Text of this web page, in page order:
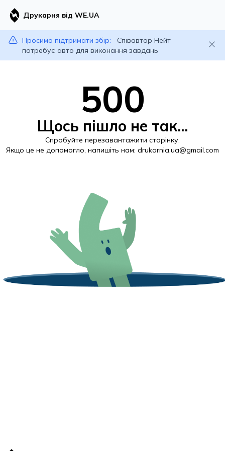
Друкарня від WE.UA
Просимо підтримати збір:
Співавтор Нейт
потребує авто для виконання завдань
500
Щось пішло не так...
Спробуйте перезавантажити сторінку.
Якщо це не допомогло, напишіть нам: drukarnia.ua@gmail.com